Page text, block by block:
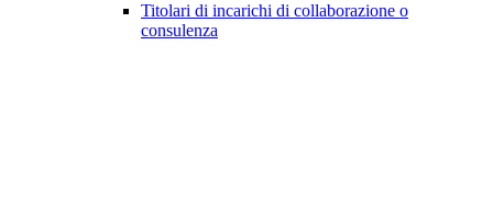
Titolari di incarichi di collaborazione o
consulenza